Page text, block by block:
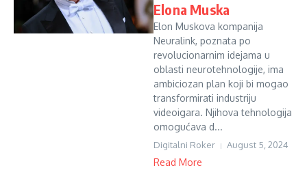
Elona Muska
Elon Muskova kompanija
Neuralink, poznata po
revolucionarnim idejama u
oblasti neurotehnologije, ima
ambiciozan plan koji bi mogao
transformirati industriju
videoigara. Njihova tehnologija
omogućava d...
Digitalni Roker August 5, 2024
Read More